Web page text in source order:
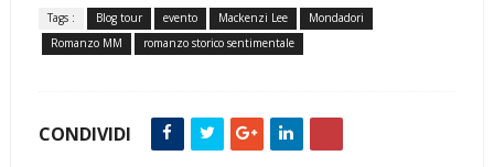
Tags : Blog tour evento Mackenzi Lee
Mondadori
Romanzo MM
romanzo storico sentimentale
CONDIVIDI